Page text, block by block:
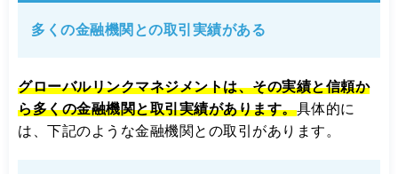
多くの金融機関との取引実績がある
グローバルリンクマネジメントは、その実績と信頼か
ら多くの金融機関と取引実績があります。具体的に
は、下記のような金融機関との取引があります。